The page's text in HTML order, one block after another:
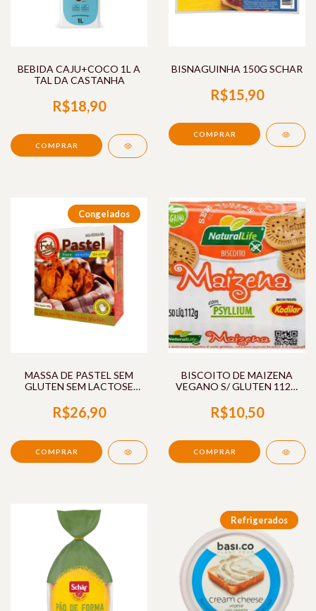
BEBIDA CAJU+COCO 1L A
TAL DA CASTANHA
R$18,90
BISNAGUINHA 150G SCHAR
R$15,90
Congelados
MASSA DE PASTEL SEM
GLUTEN SEM LACTOSE
R$26,90
BISCOITO DE MAIZENA
VEGANO S/ GLUTEN 112G
R$10,50
Refrigerados